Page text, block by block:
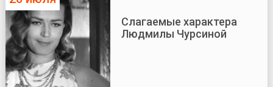
Слагаемые характера
Людмилы Чурсиной